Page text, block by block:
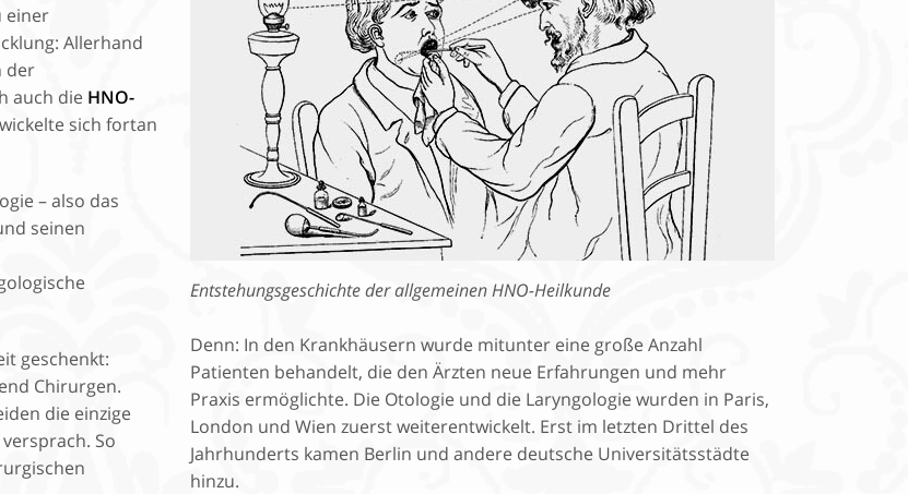
einer
Allerhand
der
auch die HNO-
sich fortan
– also das
seinen
geschenkt:
Chirurgen.
die einzige
So
Entstehungsgeschichte der allgemeinen HNO-Heilkunde
Denn: In den Krankhäusern wurde mitunter eine große Anzahl
Patienten behandelt, die den Ärzten neue Erfahrungen und mehr
Praxis ermöglichte. Die Otologie und die Laryngologie wurden in Paris,
London und Wien zuerst weiterentwickelt. Erst im letzten Drittel des
Jahrhunderts kamen Berlin und andere deutsche Universitätsstädte
hinzu.